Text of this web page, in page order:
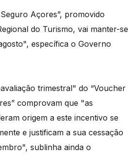
Açores”, promovido
do Turismo, vai manter-se
específica o Governo
trimestral" do “Voucher
comprovam que "as
origem a este incentivo se
e justificam a sua cessação
sublinha ainda o